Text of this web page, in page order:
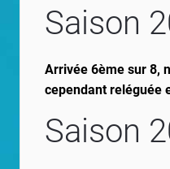
Saison
Arrivée 6ème sur 8,
cependant reléguée
Saison